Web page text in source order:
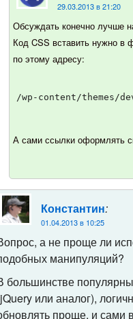
29.03.2013 в 21:20
Обсуждать конечно лучше
Код CSS вставить нужно в
по этому адресу:
/wp-content/themes/
А сами ссылки оформлять
Константин:
01.04.2013 в 10:25
а не проще ли
манипуляций?
большинстве
или аналог),
проще, и сами